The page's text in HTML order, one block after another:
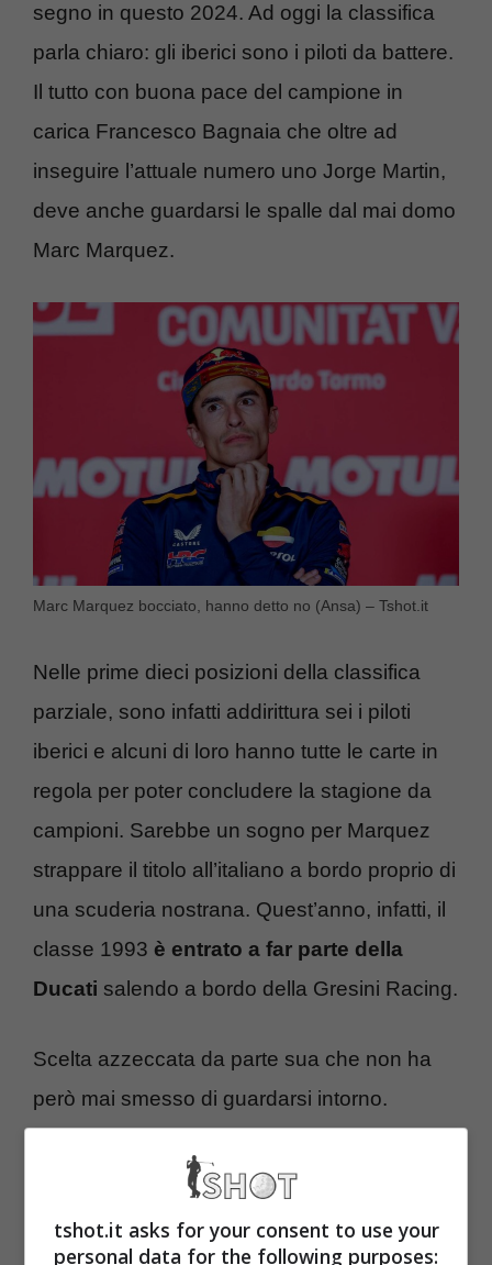
segno in questo 2024. Ad oggi la classifica
parla chiaro: gli iberici sono i piloti da battere.
Il tutto con buona pace del campione in
carica Francesco Bagnaia che oltre ad
inseguire l’attuale numero uno Jorge Martin,
deve anche guardarsi le spalle dal mai domo
Marc Marquez.
Marc Marquez bocciato, hanno detto no (Ansa) – Tshot.it
Nelle prime dieci posizioni della classifica
parziale, sono infatti addirittura sei i piloti
iberici e alcuni di loro hanno tutte le carte in
regola per poter concludere la stagione da
campioni. Sarebbe un sogno per Marquez
strappare il titolo all’italiano a bordo proprio di
una scuderia nostrana. Quest’anno, infatti, il
classe 1993 è entrato a far parte della
Ducati salendo a bordo della Gresini Racing.
Scelta azzeccata da parte sua che non ha
però mai smesso di guardarsi intorno.
avrebbe infatti potutocambiare scuderia
ancora una volta
ufficialmente ricaduta su un altro pilota.
tshot.it asks for your consent to use your
personal data for the following purposes: